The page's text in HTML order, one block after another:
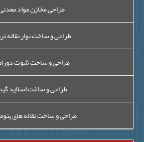
طراحی مخازن مواد معدنی
طراحی و ساخت نوار نقاله تریپر
طراحی و ساخت شوت دوراهه
طراحی و ساخت اسلاید گیت
طراحی و ساخت نقاله های پنوماتیک